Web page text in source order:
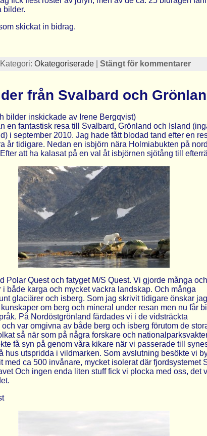
bilder.
skickat in bidrag.
Okategoriserade Stängt för kommentarer
från Svalbard och
bilder inskickade av Irene Bergqvist)
en fantastisk resa till Svalbard, Grönland och Island
i september 2010. Jag hade fått blodad tand efter en
år tidigare. Nedan en isbjörn nära Holmiabukten på
att ha kalasat på en val åt isbjörnen sjötång till
Polar Quest och fatyget M/S Quest. Vi gjorde många
i både karga och mycket vackra landskap. Och många
glaciärer och isberg. Som jag skrivit tidigare önskar
om berg och mineral under resan men nu får
På Nordöstgrönland färdades vi i de vidsträckta
var omgivna av både berg och isberg förutom de
så när som på några forskare och
få syn på genom våra kikare när vi passerade till
hus utspridda i vildmarken. Som avslutning besökte vi
med ca 500 invånare, mycket isolerat där fjordsystemet
Och ingen enda liten stuff fick vi plocka med oss, det